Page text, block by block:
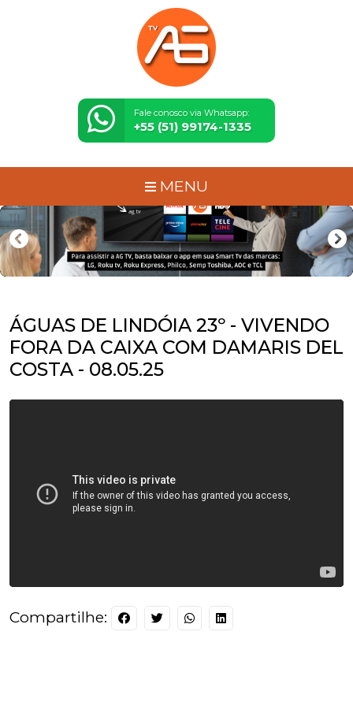
Fale conosco via Whatsapp:
+55 (51) 99174-1335
MENU
ÁGUAS DE LINDÓIA 23º - VIVENDO
FORA DA CAIXA COM DAMARIS DEL
COSTA - 08.05.25
Compartilhe: